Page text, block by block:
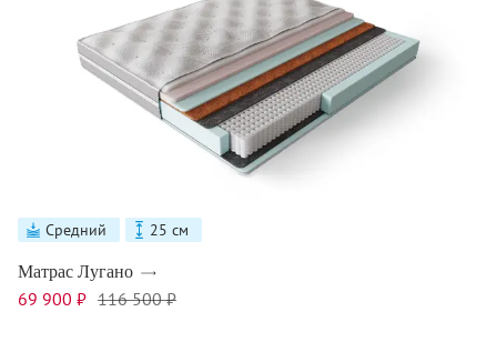
Средний 25 см
Матрас Лугано
69 900 ₽ 116 500 ₽